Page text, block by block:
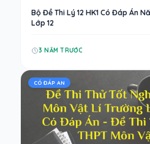
Bộ Đề Thi Lý 12 HK1 Có Đáp Án
Lớp 12
3 NĂM TRƯỚC
CÓ ĐÁP AN